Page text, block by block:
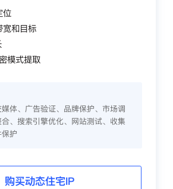
位
宽和目标
模式提取
体、广告验证、品牌保护、市场调
、搜索引擎优化、网站测试、收集
护
购买动态住宅IP